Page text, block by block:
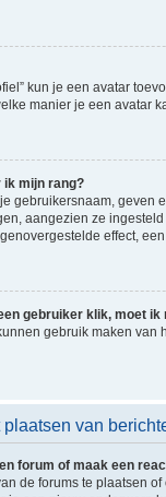
kun je een avatar
manier je een avatar
ik mijn rang?
gebruikersnaam, geven
aangezien ze
effect,
gebruiker klik, moet ik
gebruik maken
van
forum of maak een
de forums te plaatsen